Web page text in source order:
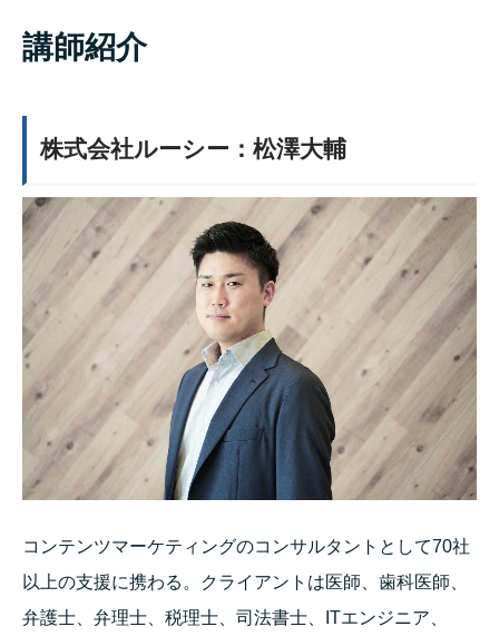
講師紹介
株式会社ルーシー：松澤大輔
コンテンツマーケティングのコンサルタントとして70社
以上の支援に携わる。クライアントは医師、歯科医師、
弁護士、弁理士、税理士、司法書士、ITエンジニア、